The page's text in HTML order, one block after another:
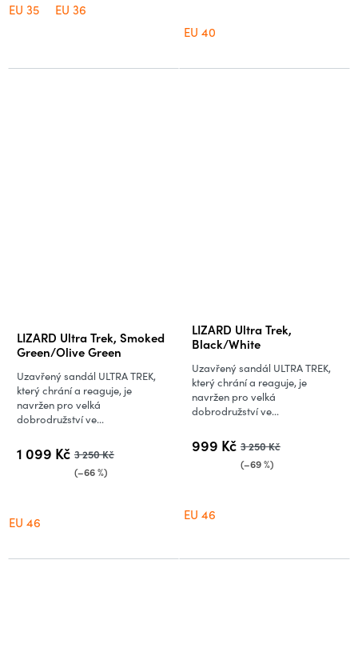
EU 35
EU 36
EU 40
LIZARD Ultra Trek, Smoked
Green/Olive Green
1 099 Kč 3 250 Kč
(–66 %)
Uzavřený sandál ULTRA TREK,
který chrání a reaguje, je
navržen pro velká
dobrodružství ve...
EU 46
LIZARD Ultra Trek,
Black/White
Průměrné
hodnocení
produktu
je
5,0
5
hvězdiček.
999 Kč 3 250 Kč
(–69 %)
Uzavřený sandál ULTRA TREK,
který chrání a reaguje, je
navržen pro velká
dobrodružství ve...
EU 46